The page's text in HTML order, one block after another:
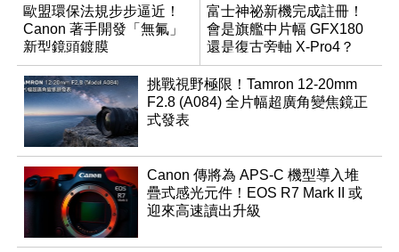
歐盟環保法規步步逼近！
Canon 著手開發「無氟」
新型鏡頭鍍膜
富士神祕新機完成註冊！
會是旗艦中片幅 GFX180
還是復古旁軸 X-Pro4？
挑戰視野極限！Tamron 12-20mm
F2.8 (A084) 全片幅超廣角變焦鏡正
式發表
Canon 傳將為 APS-C 機型導入堆
疊式感光元件！EOS R7 Mark II 或
迎來高速讀出升級